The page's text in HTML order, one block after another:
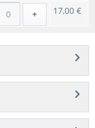
+ 17,00 €